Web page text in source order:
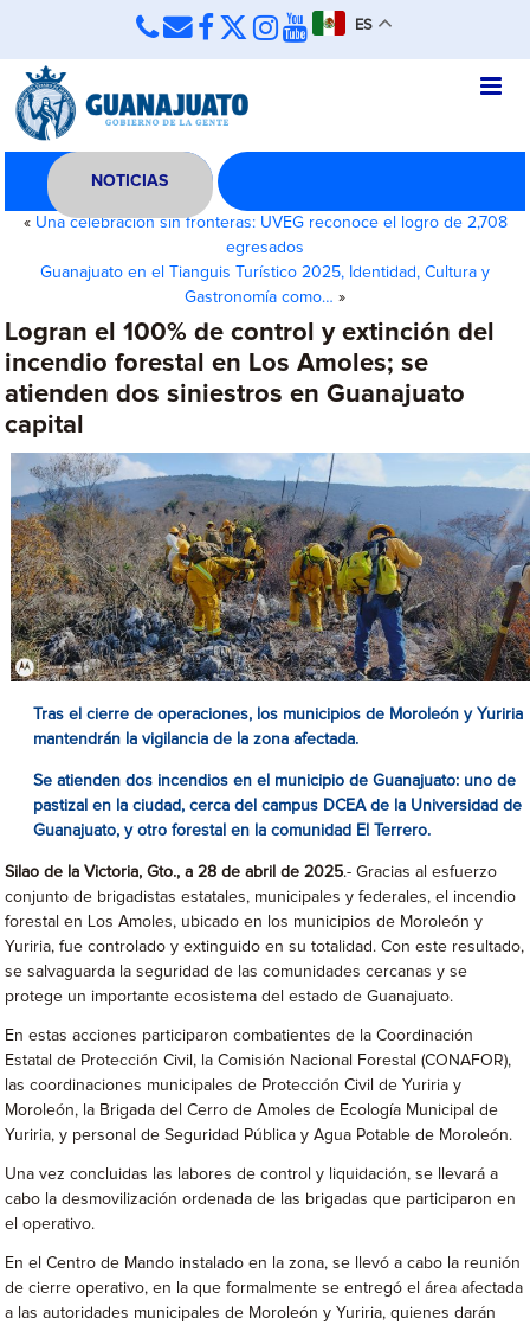
ES
NOTICIAS
« Una celebración sin fronteras: UVEG reconoce el logro de 2,708
egresados
Guanajuato en el Tianguis Turístico 2025, Identidad, Cultura y
Gastronomía como… »
Logran el 100% de control y extinción del
incendio forestal en Los Amoles; se
atienden dos siniestros en Guanajuato
capital
Tras el cierre de operaciones, los municipios de Moroleón y Yuriria
mantendrán la vigilancia de la zona afectada.
Se atienden dos incendios en el municipio de Guanajuato: uno de
pastizal en la ciudad, cerca del campus DCEA de la Universidad de
Guanajuato, y otro forestal en la comunidad El Terrero.
Silao de la Victoria, Gto., a 28 de abril de 2025.- Gracias al esfuerzo
conjunto de brigadistas estatales, municipales y federales, el incendio
forestal en Los Amoles, ubicado en los municipios de Moroleón y
Yuriria, fue controlado y extinguido en su totalidad. Con este resultado,
se salvaguarda la seguridad de las comunidades cercanas y se
protege un importante ecosistema del estado de Guanajuato.
En estas acciones participaron combatientes de la Coordinación
Estatal de Protección Civil, la Comisión Nacional Forestal (CONAFOR),
las coordinaciones municipales de Protección Civil de Yuriria y
Moroleón, la Brigada del Cerro de Amoles de Ecología Municipal de
Yuriria, y personal de Seguridad Pública y Agua Potable de Moroleón.
Una vez concluidas las labores de control y liquidación, se llevará a
cabo la desmovilización ordenada de las brigadas que participaron en
el operativo.
En el Centro de Mando instalado en la zona, se llevó a cabo la reunión
de cierre operativo, en la que formalmente se entregó el área afectada
a las autoridades municipales de Moroleón y Yuriria, quienes darán